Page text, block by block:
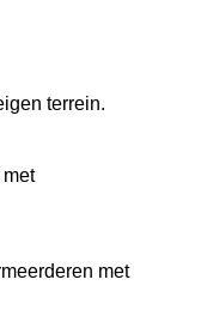
terrein.
met
met